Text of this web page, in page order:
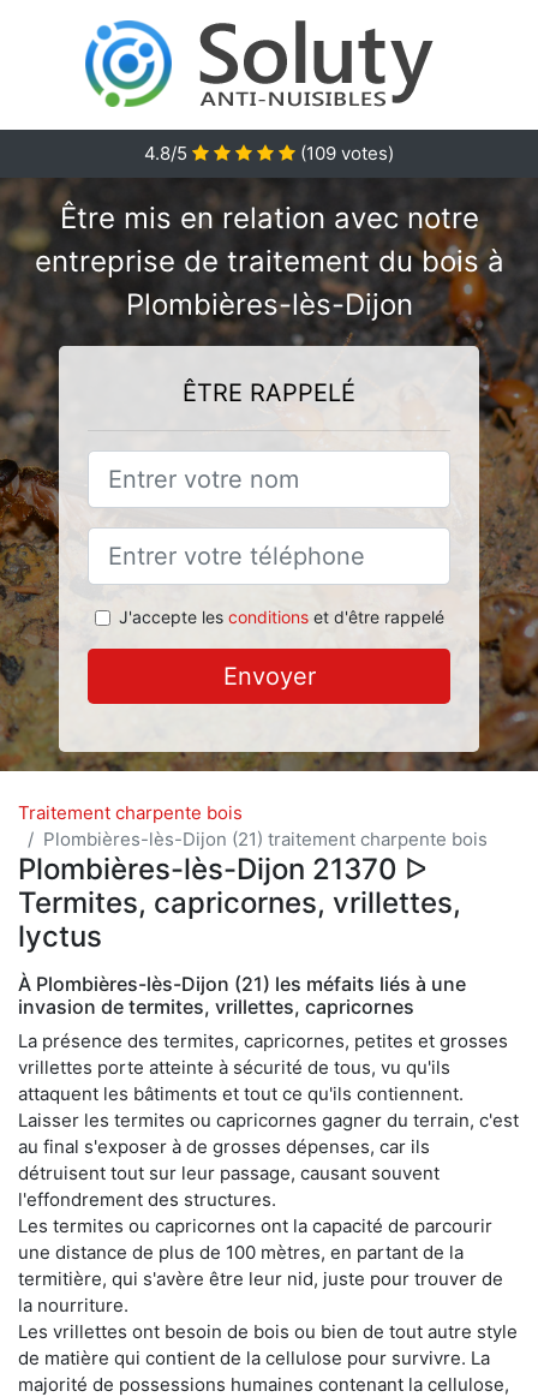
4.8/5 (109 votes)
Être mis en relation avec notre
entreprise de traitement du bois à
Plombières-lès-Dijon
ÊTRE RAPPELÉ
J'accepte les conditionset d'être rappelé
Envoyer
Traitement charpente bois
Plombières-lès-Dijon (21) traitement charpente bois
Plombières-lès-Dijon 21370 ᐅ
Termites, capricornes, vrillettes,
lyctus
À Plombières-lès-Dijon (21) les méfaits liés à une
invasion de termites, vrillettes, capricornes
La présence des termites, capricornes, petites et grosses
vrillettes porte atteinte à sécurité de tous, vu qu'ils
attaquent les bâtiments et tout ce qu'ils contiennent.
Laisser les termites ou capricornes gagner du terrain, c'est
au final s'exposer à de grosses dépenses, car ils
détruisent tout sur leur passage, causant souvent
l'effondrement des structures.
Les termites ou capricornes ont la capacité de parcourir
une distance de plus de 100 mètres, en partant de la
termitière, qui s'avère être leur nid, juste pour trouver de
la nourriture.
Les vrillettes ont besoin de bois ou bien de tout autre style
de matière qui contient de la cellulose pour survivre. La
majorité de possessions humaines contenant la cellulose,